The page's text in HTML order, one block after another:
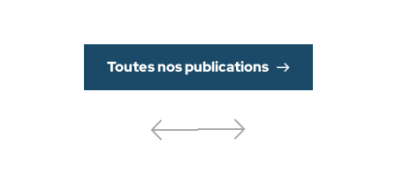
Toutes nos publications
Précédent